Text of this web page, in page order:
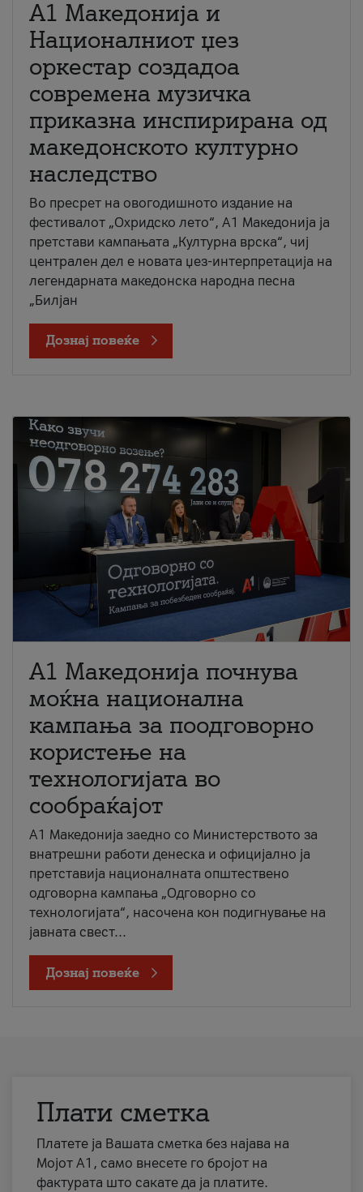
А1 Македонија и
Националниот џез
оркестар создадоа
современа музичка
приказна инспирирана од
македонското културно
наследство
Во пресрет на овогодишното издание на
фестивалот „Охридско лето“, А1 Македонија ја
претстави кампањата „Културна врска“, чиј
централен дел е новата џез-интерпретација на
легендарната македонска народна песна
„Билјан
Дознај повеќе
A1 Македонија почнува
моќна национална
кампања за поодговорно
користење на
технологијата во
сообраќајот
A1 Македонија заедно со Министерството за
внатрешни работи денеска и официјално ја
претставија националната општествено
одговорна кампања „Одговорно со
технологијата“, насочена кон подигнување на
јавната свест...
Дознај повеќе
Плати сметка
Платете ја Вашата сметка без најава на
Мојот А1, само внесете го бројот на
фактурата што сакате да ја платите.